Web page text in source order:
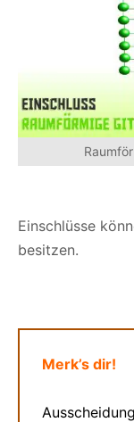
Einschlüsse
besitzen.
Merk’s dir!